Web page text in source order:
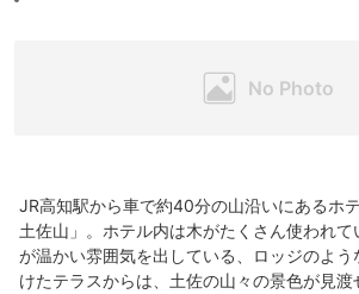
JR高知駅から車で約40分の山沿いにあるホ
土佐山」。ホテル内は木がたくさん使われて
が温かい雰囲気を出している、ロッジのよう
けたテラスからは、土佐の山々の景色が見